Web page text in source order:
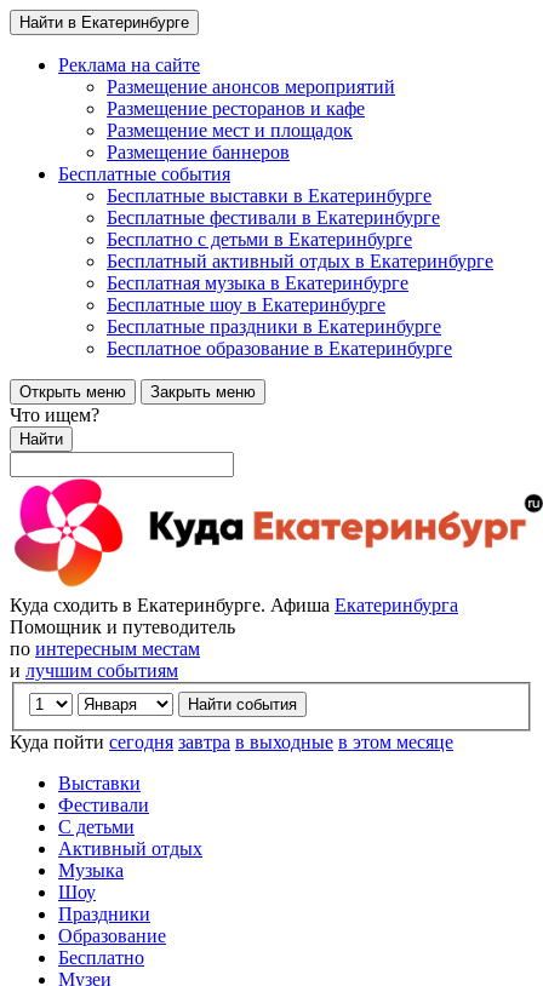
Найти в Екатеринбурге
Реклама на сайте
Размещение анонсов мероприятий
Размещение ресторанов и кафе
Размещение мест и площадок
Размещение баннеров
Бесплатные события
Бесплатные выставки в Екатеринбурге
Бесплатные фестивали в Екатеринбурге
Бесплатно с детьми в Екатеринбурге
Бесплатный активный отдых в Екатеринбурге
Бесплатная музыка в Екатеринбурге
Бесплатные шоу в Екатеринбурге
Бесплатные праздники в Екатеринбурге
Бесплатное образование в Екатеринбурге
Открыть меню Закрыть меню
Что ищем?
Найти
Куда сходить в Екатеринбурге. Афиша Екатеринбурга
Помощник и путеводитель
по интересным местам
и лучшим событиям
Куда пойти сегодня завтра в выходные в этом месяце
Выставки
Фестивали
С детьми
Активный отдых
Музыка
Шоу
Праздники
Образование
Бесплатно
Музеи